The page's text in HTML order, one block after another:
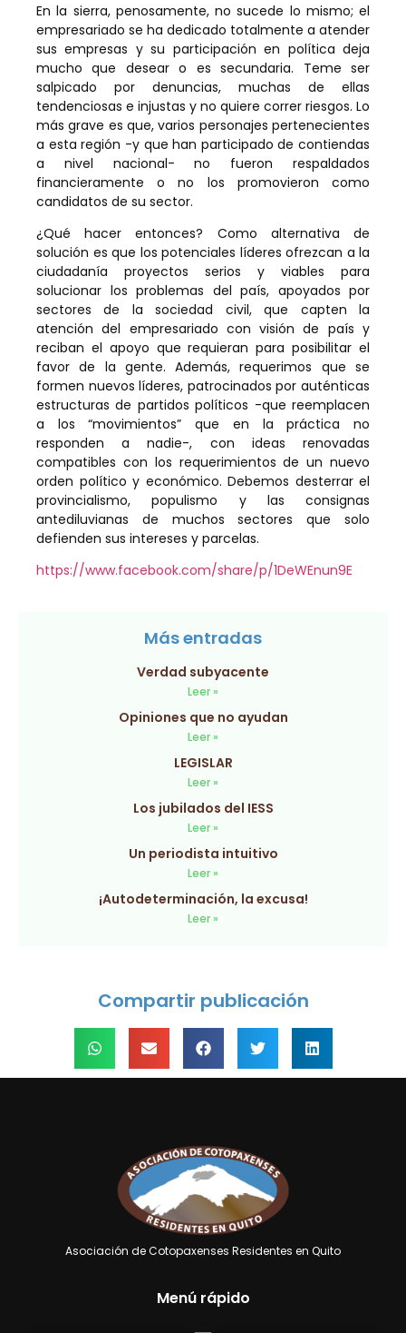
En la sierra, penosamente, no sucede lo mismo; el
empresariado se ha dedicado totalmente a atender
sus empresas y su participación en política deja
mucho que desear o es secundaria. Teme ser
salpicado por denuncias, muchas de ellas
tendenciosas e injustas y no quiere correr riesgos. Lo
más grave es que, varios personajes pertenecientes
a esta región -y que han participado de contiendas
a nivel nacional- no fueron respaldados
financieramente o no los promovieron como
candidatos de su sector.
¿Qué hacer entonces? Como alternativa de
solución es que los potenciales líderes ofrezcan a la
ciudadanía proyectos serios y viables para
solucionar los problemas del país, apoyados por
sectores de la sociedad civil, que capten la
atención del empresariado con visión de país y
reciban el apoyo que requieran para posibilitar el
favor de la gente. Además, requerimos que se
formen nuevos líderes, patrocinados por auténticas
estructuras de partidos políticos -que reemplacen
a los “movimientos” que en la práctica no
responden a nadie-, con ideas renovadas
compatibles con los requerimientos de un nuevo
orden político y económico. Debemos desterrar el
provincialismo, populismo y las consignas
antediluvianas de muchos sectores que solo
defienden sus intereses y parcelas.
https://www.facebook.com/share/p/1DeWEnun9E
Más entradas
Verdad subyacente
Leer »
Opiniones que no ayudan
Leer »
LEGISLAR
Leer »
Los jubilados del IESS
Leer »
Un periodista intuitivo
Leer »
¡Autodeterminación, la excusa!
Leer »
Compartir publicación
Asociación de Cotopaxenses Residentes en Quito
Menú rápido